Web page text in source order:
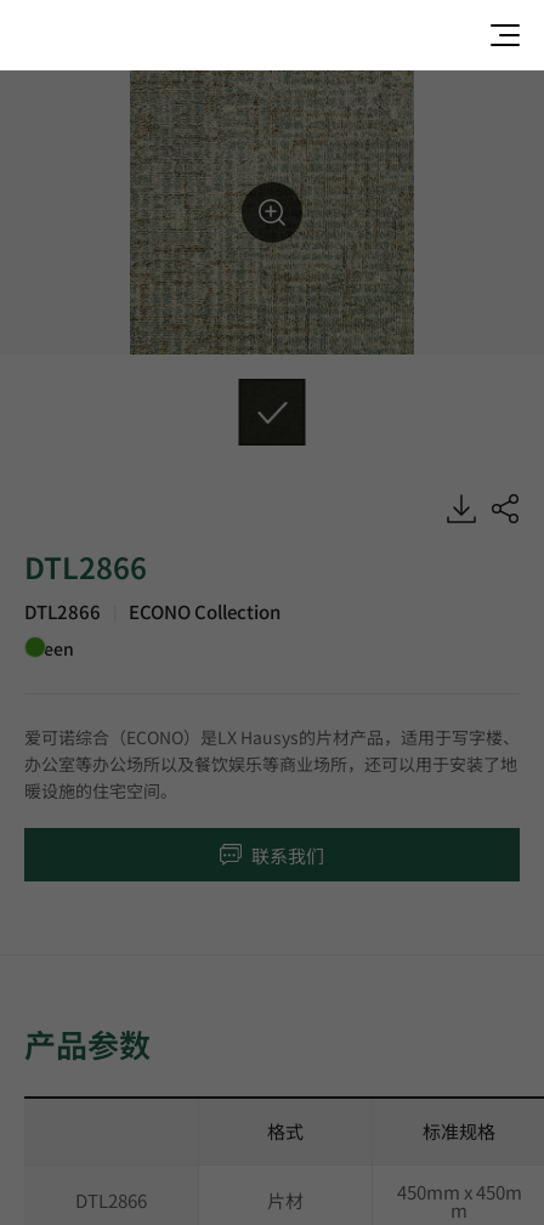
DTL2866
DTL2866 ECONO Collection
Green
爱可诺综合（ECONO）是LX Hausys的片材产品，适用于写字楼、
办公室等办公场所以及餐饮娱乐等商业场所，还可以用于安装了地
暖设施的住宅空间。
联系我们
产品参数
格式 标准规格
DTL2866 片材 450mm x 450m
m